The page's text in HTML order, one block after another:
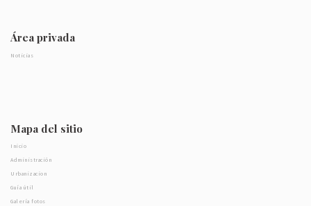
Área privada
Noticias
Mapa del sitio
Inicio
Administración
Urbanizacion
Guía útil
Galería fotos